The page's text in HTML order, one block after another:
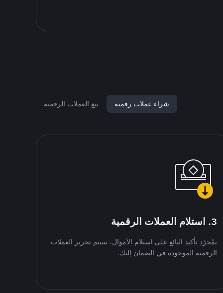
شراء عملات رقمية بيع العملات الرقمية
3. استلام العملات الرقمية
بمُجرّد تأكيد البائع على استلام الأموال، سيتم تحرير العملات
الرقمية الموجودة في الضمان إليك.